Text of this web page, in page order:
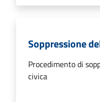
Soppressione
Procedimento di
civica